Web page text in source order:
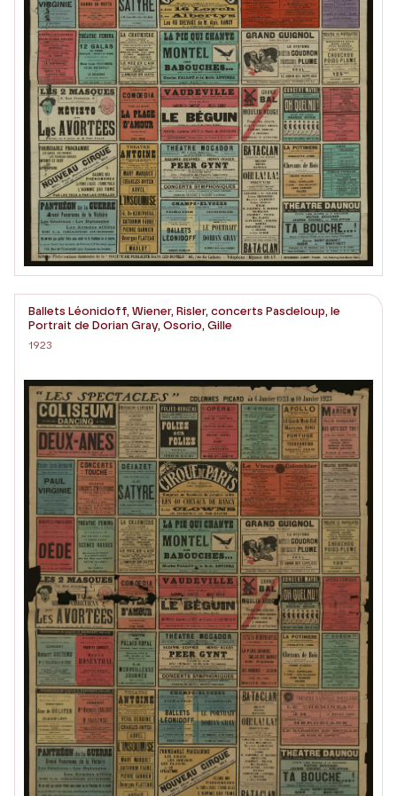
Ballets Léonidoff, Wiener, Risler, concerts Pasdeloup, le
Portrait de Dorian Gray, Osorio, Gille
1923